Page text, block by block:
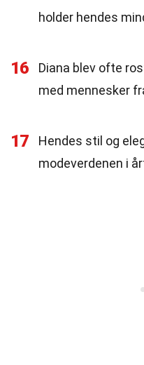
holder hendes
16
Diana blev ofte
med mennesker
17
Hendes stil og
modeverdenen i